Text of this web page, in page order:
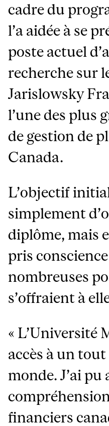
cadre du
l’a aidée à se
poste actuel
recherche sur
Jarislowsky
l’une des plus
de gestion de
Canada.
L’objectif
simplement
diplôme, mais
pris
nombreuses
s’offraient à
« L’Université
accès à un
monde. J’ai
financiers